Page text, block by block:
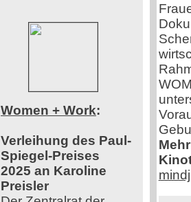
Women + Work:
Verleihung des Paul-
Spiegel-Preises
2025 an Karoline
Preisler